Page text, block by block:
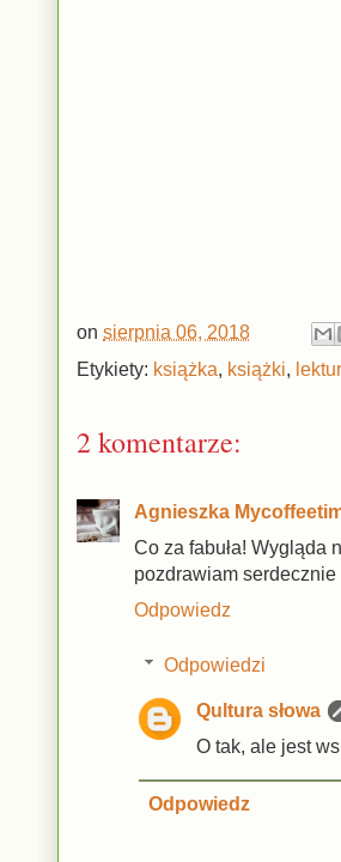
on sierpnia 06, 2018
Etykiety: książka, książki,
2 komentarze:
Agnieszka
Co za fabuła! Wygląda
pozdrawiam
Odpowiedz
Odpowiedzi
Qultura słowa
O tak, ale jest
Odpowiedz